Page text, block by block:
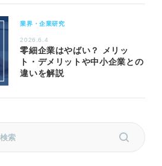
業界・企業研究
2026.6.4
零細企業はやばい？ メリッ
ト・デメリットや中小企業との
違いを解説